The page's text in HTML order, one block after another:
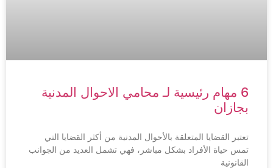
6 مهام رئيسية لـ محامي الاحوال المدنية
بجازان
تعتبر القضايا المتعلقة بالأحوال المدنية من أكثر القضايا التي
تمس حياة الأفراد بشكل مباشر، فهي تشمل العديد من الجوانب
القانونية